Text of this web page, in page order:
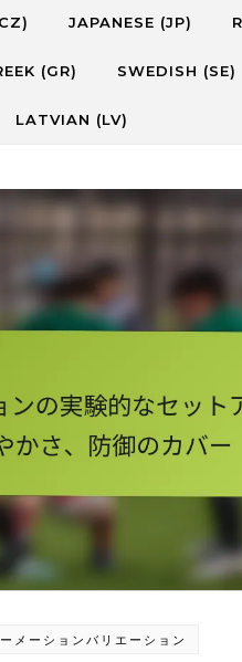
JAPANESE (JP)
(GR) SWEDISH (SE)
LATVIAN (LV)
メーションバリエーション